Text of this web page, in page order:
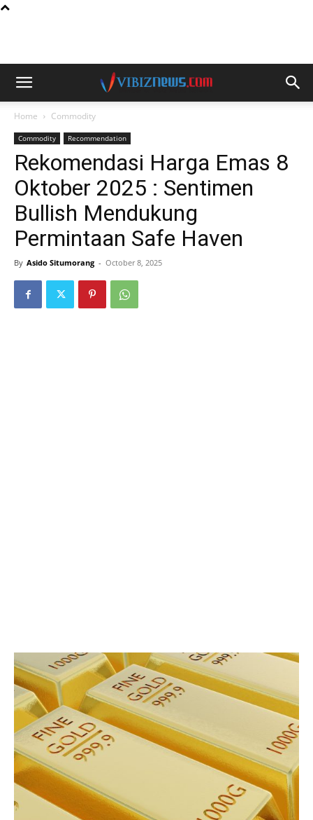
Home Commodity
Commodity Recommendation
Rekomendasi Harga Emas 8
Oktober 2025 : Sentimen
Bullish Mendukung
Permintaan Safe Haven
By Asido Situmorang - October 8, 2025